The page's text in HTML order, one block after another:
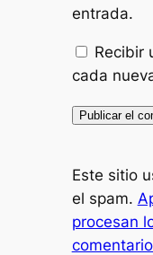
entrada.
Recibir
cada
Este sitio
el spam.
procesan